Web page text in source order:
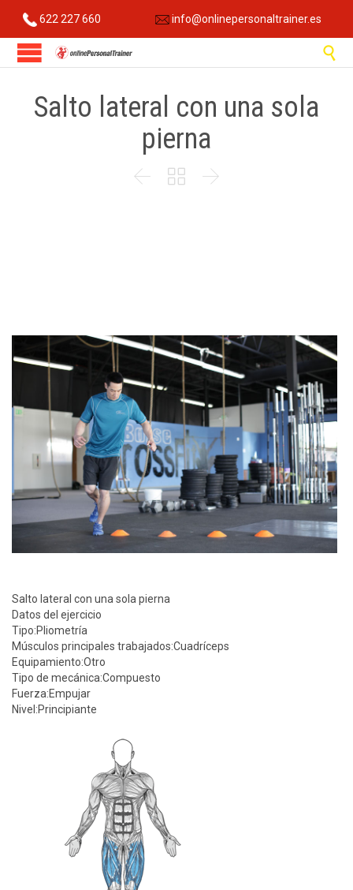
622 227 660 info@onlinepersonaltrainer.es

Salto lateral con una sola
pierna
  
Salto lateral con una sola pierna
Datos del ejercicio
Tipo:Pliometría
Músculos principales trabajados:Cuadríceps
Equipamiento:Otro
Tipo de mecánica:Compuesto
Fuerza:Empujar
Nivel:Principiante